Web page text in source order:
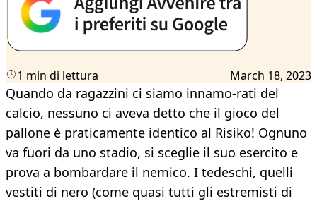
1 min di lettura March 18, 2023
Quando da ragazzini ci siamo innamo-rati del
calcio, nessuno ci aveva detto che il gioco del
pallone è praticamente identico al Risiko! Ognuno
va fuori da uno stadio, si sceglie il suo esercito e
prova a bombardare il nemico. I tedeschi, quelli
vestiti di nero (come quasi tutti gli estremisti di